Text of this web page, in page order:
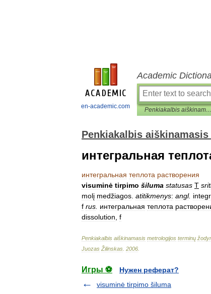
en-academic.com
Academic
Penkiakalbis aiškinamasis metrologijos terminų žodynas
Penkiakalbis
интегральная
интегральная теплота растворения
visuminė tirpimo šiluma statusas T
molį medžiagos atitikmenys: angl.
f rus интегральная теплота
dissolution f
Penkiakalbis aiškinamasis metrologijos terminų
Juozas Žilinskas 2006
Игры ⚽
Нужен реферат?
visuminė tirpimo šiluma